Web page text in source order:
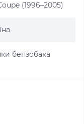
(1996–2005)
бензобака